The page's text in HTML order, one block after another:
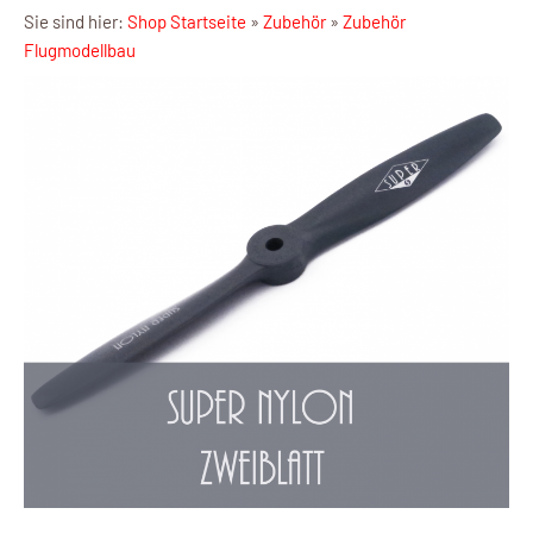
Sie sind hier: Shop Startseite » Zubehör» Zubehör
Flugmodellbau